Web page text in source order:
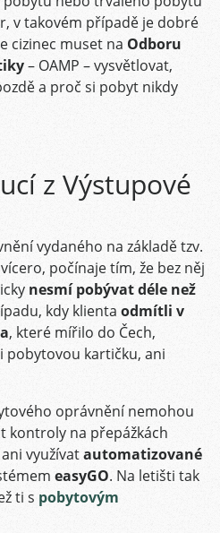
v takovém případě je dobré
cizinec muset na Odboru
– OAMP – vysvětlovat,
a proč si pobyt nikdy
z Výstupové
vydaného na základě tzv.
počínaje tím, že bez něj
nesmí pobývat déle než
kdy klienta odmítli v
, které mířilo do Čech,
pobytovou kartičku, ani
oprávnění nemohou
kontroly na přepážkách
ani využívatautomatizované
easyGO. Na letišti tak
ti s pobytovým